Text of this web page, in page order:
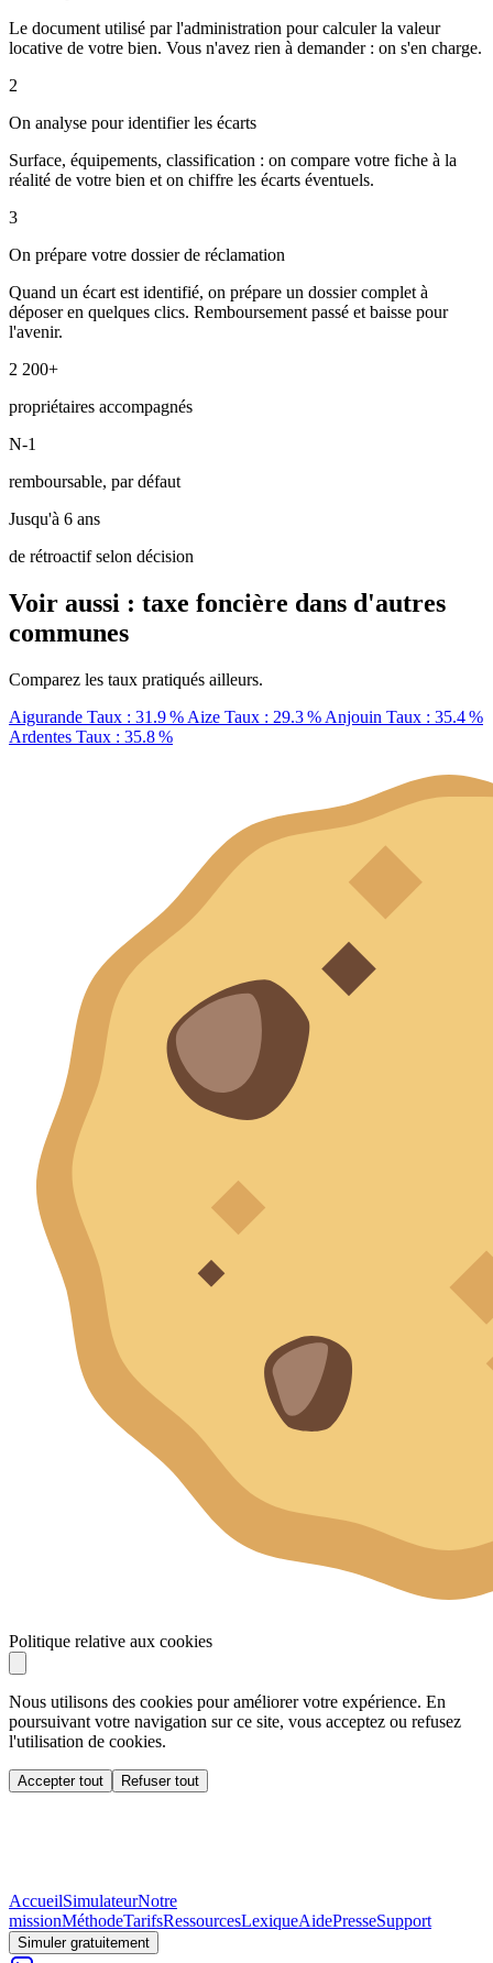
Le document utilisé par l'administration pour calculer la valeur
locative de votre bien. Vous n'avez rien à demander : on s'en charge.
2
On analyse pour identifier les écarts
Surface, équipements, classification : on compare votre fiche à la
réalité de votre bien et on chiffre les écarts éventuels.
3
On prépare votre dossier de réclamation
Quand un écart est identifié, on prépare un dossier complet à
déposer en quelques clics. Remboursement passé et baisse pour
l'avenir.
2 200+
propriétaires accompagnés
N-1
remboursable, par défaut
Jusqu'à 6 ans
de rétroactif selon décision
Voir aussi : taxe foncière dans d'autres
communes
Comparez les taux pratiqués ailleurs.
Aigurande Taux : 31.9 % Aize Taux : 29.3 % Anjouin Taux : 35.4 %
Ardentes Taux : 35.8 %
Politique relative aux cookies
Nous utilisons des cookies pour améliorer votre expérience. En
poursuivant votre navigation sur ce site, vous acceptez ou refusez
l'utilisation de cookies.
Accepter tout Refuser tout
AccueilSimulateurNotre
missionMéthodeTarifsRessourcesLexiqueAidePresseSupport
Simuler gratuitement